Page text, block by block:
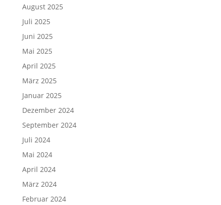
August 2025
Juli 2025
Juni 2025
Mai 2025
April 2025
März 2025
Januar 2025
Dezember 2024
September 2024
Juli 2024
Mai 2024
April 2024
März 2024
Februar 2024